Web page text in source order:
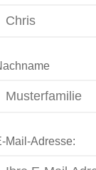
Mail-Adresse: